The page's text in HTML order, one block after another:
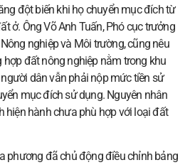
đột biến khi họ chuyển mục đích từ
ở. Ông Võ Anh Tuấn, Phó cục trưởng
nghiệp và Môi trường, cũng nêu
đất nông nghiệp nằm trong khu
dân vẫn phải nộp mức tiền sử
mục đích sử dụng. Nguyên nhân
hiện hành chưa phù hợp với loại đất
phương đã chủ động điều chỉnh bảng